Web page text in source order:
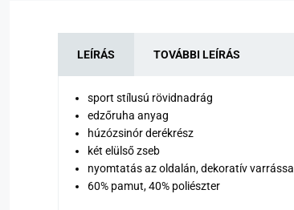
LEÍRÁS TOVÁBBI LEÍRÁS
sport stílusú rövidnadrág
edzőruha anyag
húzózsinór derékrész
két elülső zseb
nyomtatás az oldalán, dekoratív varrással
60% pamut, 40% poliészter